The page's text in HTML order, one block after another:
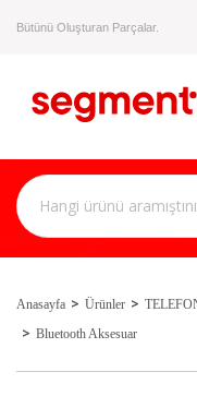
Bütünü Oluşturan Parçalar.
Anasayfa Ürünler
Bluetooth Aksesuar